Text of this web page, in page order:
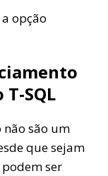
opção
SQL
não são um
que sejam
ser